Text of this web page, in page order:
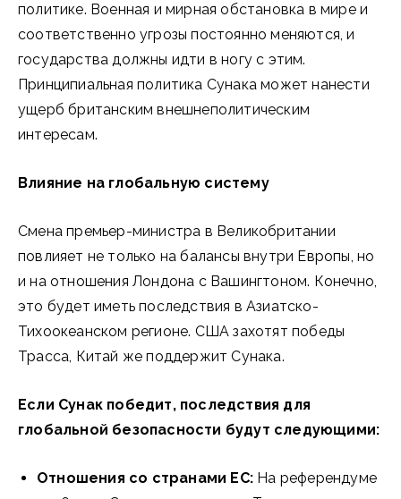
политике. Военная и мирная обстановка в мире и
соответственно угрозы постоянно меняются, и
государства должны идти в ногу с этим.
Принципиальная политика Сунака может нанести
ущерб британским внешнеполитическим
интересам.
Влияние на глобальную систему
Смена премьер-министра в Великобритании
повлияет не только на балансы внутри Европы, но
и на отношения Лондона с Вашингтоном. Конечно,
это будет иметь последствия в Азиатско-
Тихоокеанском регионе. США захотят победы
Трасса, Китай же поддержит Сунака.
Если Сунак победит, последствия для
глобальной безопасности будут следующими:
Отношения со странами ЕС: На референдуме